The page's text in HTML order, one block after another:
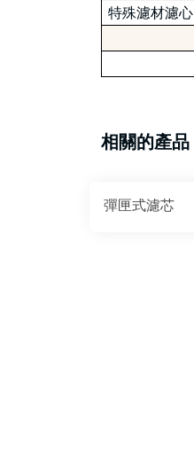
特殊濾材濾心
相關的產品
彈匣式濾芯